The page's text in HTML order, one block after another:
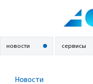
новости сервисы
Новости